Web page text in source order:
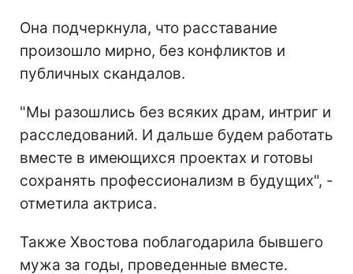
Она подчеркнула, что расставание
произошло мирно, без конфликтов и
публичных скандалов.
"Мы разошлись без всяких драм, интриг и
расследований. И дальше будем работать
вместе в имеющихся проектах и готовы
сохранять профессионализм в будущих", -
отметила актриса.
Также Хвостова поблагодарила бывшего
мужа за годы, проведенные вместе.